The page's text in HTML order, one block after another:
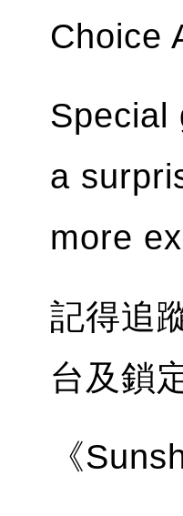
Choice
Special
a
more
記得追
台及鎖
《